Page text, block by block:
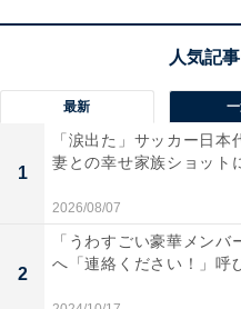
最新
1
「涙出た」サッカー日本
妻との幸せ家族ショット
2026/08/07
2
「うわすごい豪華メンバ
へ「連絡ください！」呼